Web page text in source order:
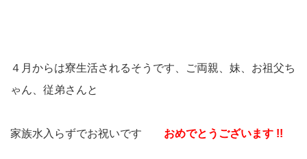
４月からは寮生活されるそうです、ご両親、妹、お祖父ち
ゃん、従弟さんと
家族水入らずでお祝いです おめでとうございます !!